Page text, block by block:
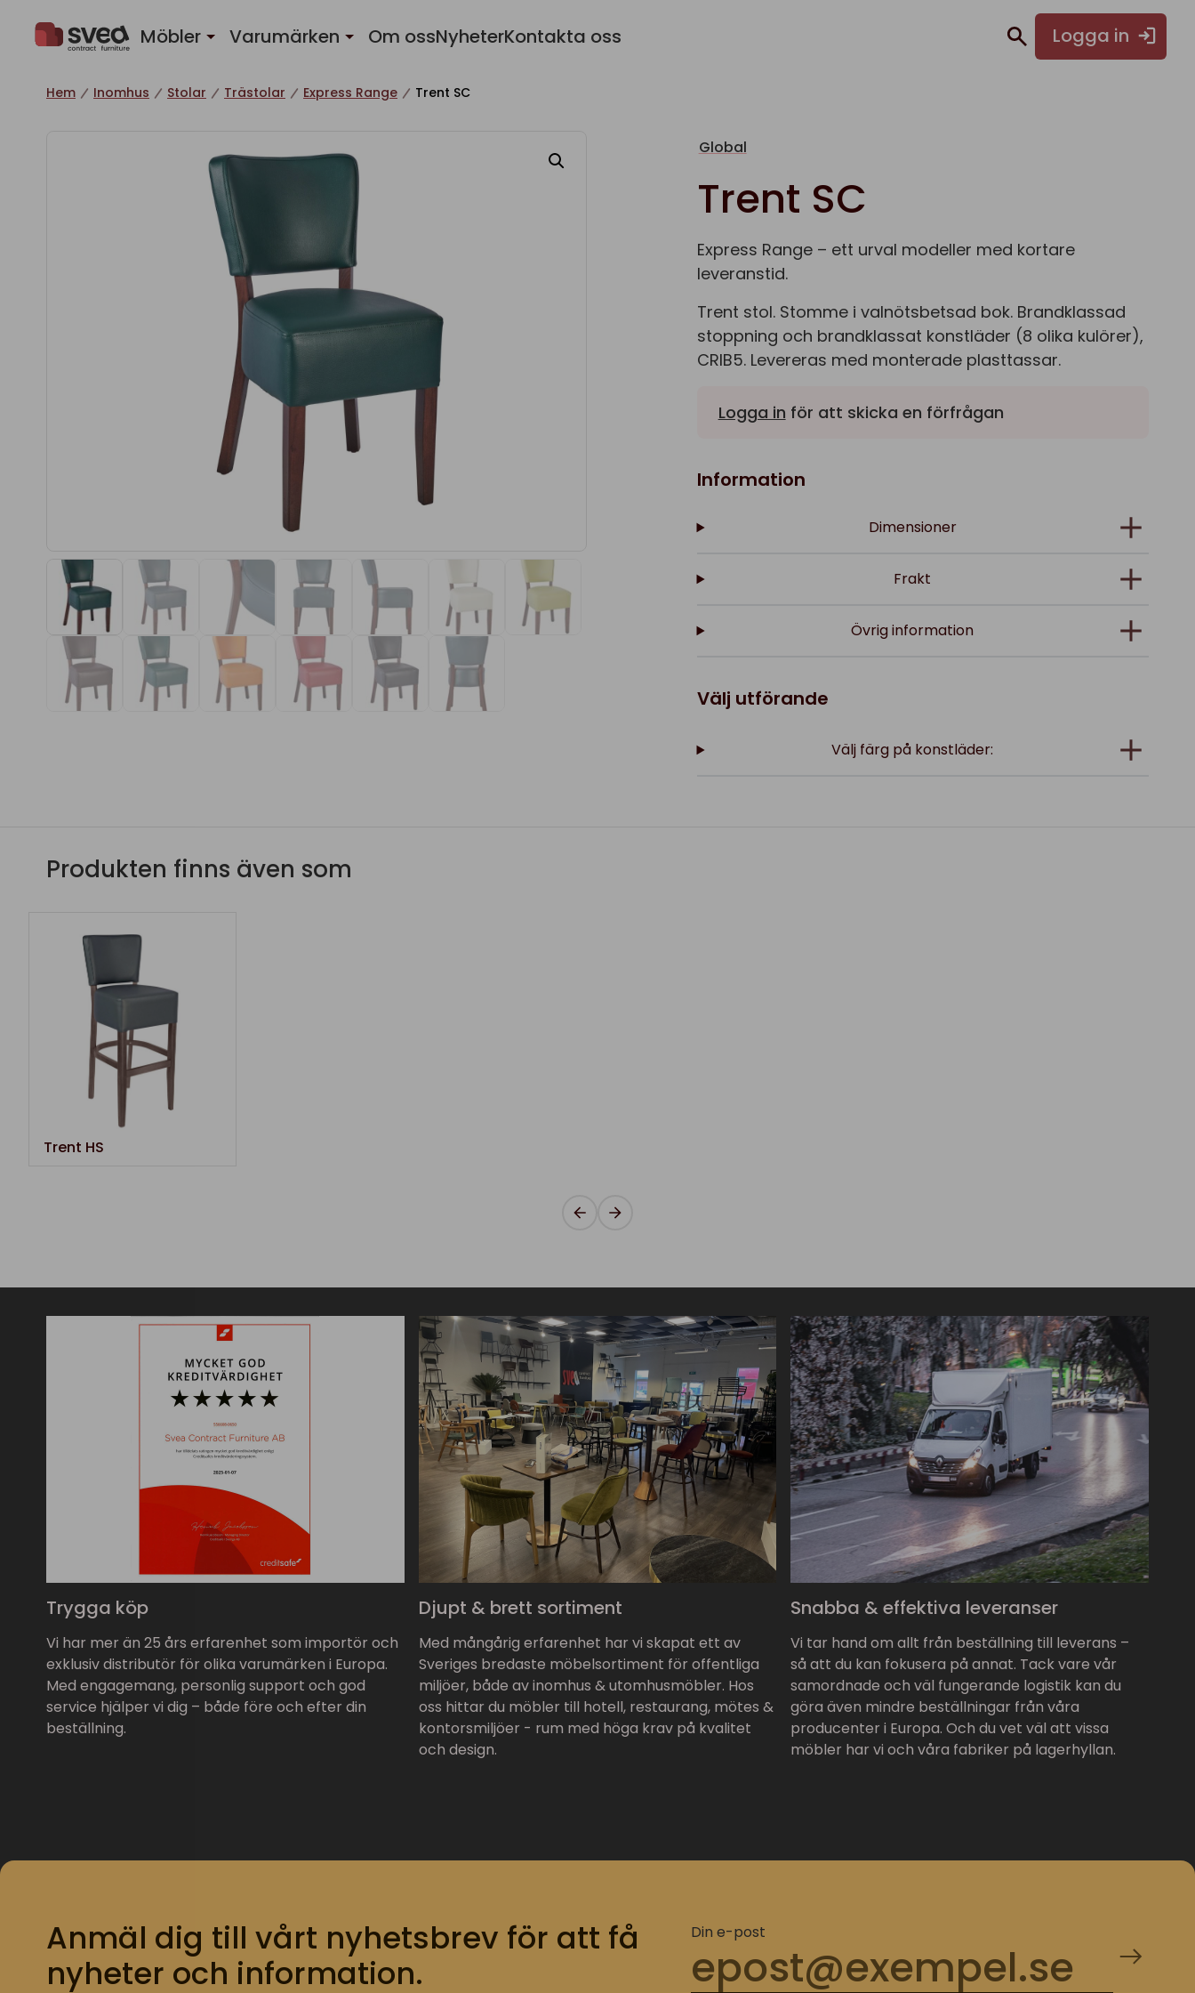
Möbler Varumärken Om ossNyheterKontakta oss Logga in
Hem Inomhus Stolar Trästolar Express Range Trent SC
Global
Trent SC
Express Range – ett urval modeller med kortare
leveranstid.
Trent stol. Stomme i valnötsbetsad bok. Brandklassad
stoppning och brandklassat konstläder (8 olika kulörer),
CRIB5. Levereras med monterade plasttassar.
Logga in för att skicka en förfrågan
Information
Dimensioner
Frakt
Övrig information
Välj utförande
Välj färg på konstläder:
Produkten finns även som
Trent HS
Trygga köp
Vi har mer än 25 års erfarenhet som importör och
exklusiv distributör för olika varumärken i Europa.
Med engagemang, personlig support och god
service hjälper vi dig – både före och efter din
beställning.
Djupt & brett sortiment
Med mångårig erfarenhet har vi skapat ett av
Sveriges bredaste möbelsortiment för offentliga
miljöer, både av inomhus & utomhusmöbler. Hos
oss hittar du möbler till hotell, restaurang, mötes &
kontorsmiljöer - rum med höga krav på kvalitet
och design.
Snabba & effektiva leveranser
Vi tar hand om allt från beställning till leverans –
så att du kan fokusera på annat. Tack vare vår
samordnade och väl fungerande logistik kan du
göra även mindre beställningar från våra
producenter i Europa. Och du vet väl att vissa
möbler har vi och våra fabriker på lagerhyllan.
Anmäl dig till vårt nyhetsbrev för att få
nyheter och information.
Din e-post